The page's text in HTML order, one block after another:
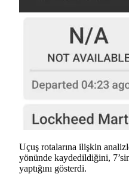
Uçuş rotalarına ilişkin
yönünde kaydedildiğini,
yaptığını gösterdi.